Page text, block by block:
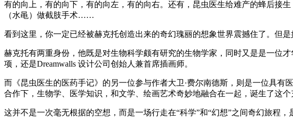
有的向上，有的向下，有的向左，有的向右。还有，昆虫医生给难产的蜂后接
（水黾）做截肢手术……
看到这里，你一定已经被赫克托创造出来的奇幻瑰丽的想象世界震撼住了。但
赫克托有两重身份，他既是对生物科学颇有研究的生物学家，同时又是是一位
项，还是Dreamwalls 设计公司创始人兼首席插画师。
而《昆虫医生的医药手记》的另一位参与作者大卫·费尔南德斯，则是一位具
合作下，生物学、医学知识，和文学、绘画艺术奇妙地融合在一起，诞生了这个
这并不是一次毫无根据的空想，而是一场行走在“科学”和“幻想”之间奇幻旅程